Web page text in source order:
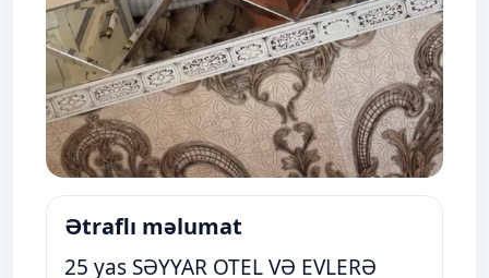
Ətraflı məlumat
25 yas SƏYYAR OTEL VƏ EVLERƏ